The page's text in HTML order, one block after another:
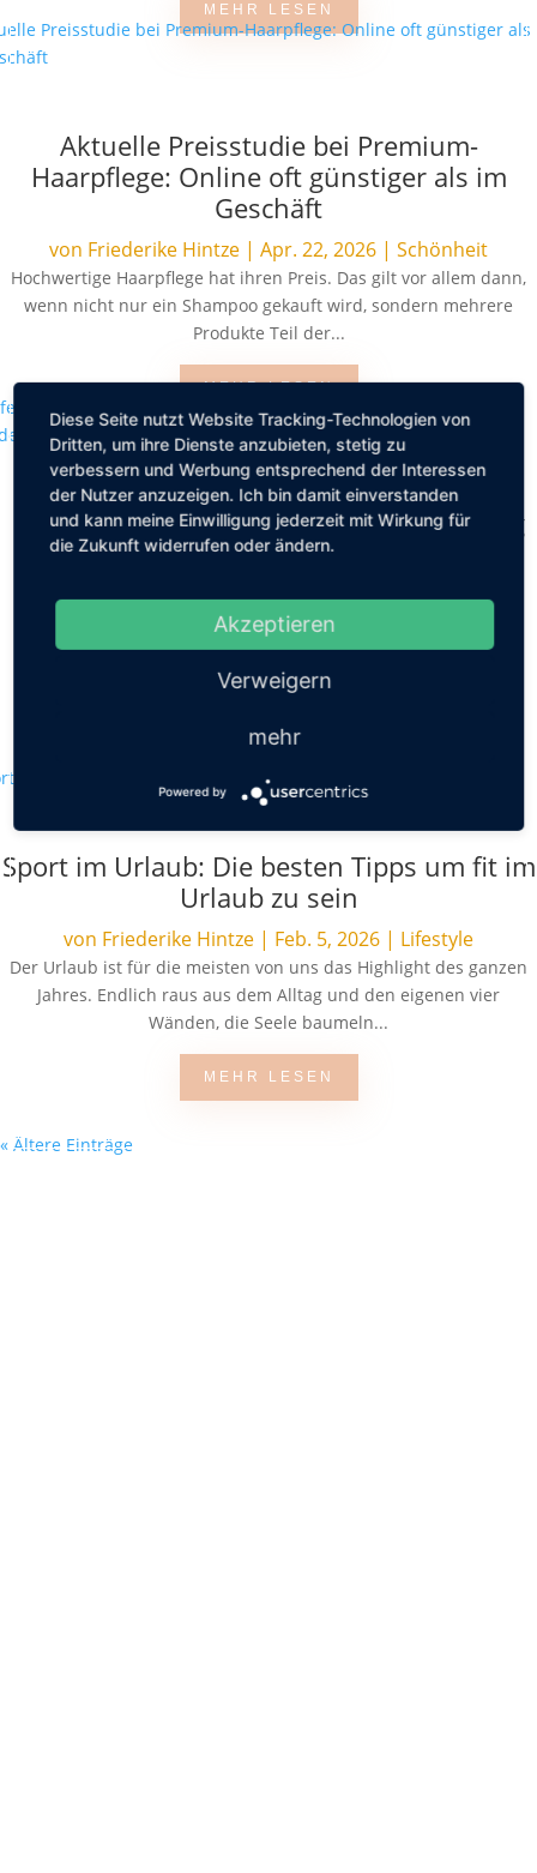
MEHR LESEN
Aktuelle Preisstudie bei Premium-
Haarpflege: Online oft günstiger als im
Geschäft
von Friederike Hintze | Apr. 22, 2026 | Schönheit
Hochwertige Haarpflege hat ihren Preis. Das gilt vor allem dann,
wenn nicht nur ein Shampoo gekauft wird, sondern mehrere
Produkte Teil der...
MEHR LESEN
Laufen für alle: Warum inklusive Running
Communities die Szene verändern
vonRedaktion|März 26, 2026|Lifestyle
Laufen braucht wenig: Schuhe an, Tür auf, los. Keine
Mitgliedschaft, kein Verein, keine Voraussetzungen. Und doch
fühlt sich die Laufszene für viele...
MEHR LESEN
Sport im Urlaub: Die besten Tipps um fit im
Urlaub zu sein
von Friederike Hintze | Feb. 5, 2026 | Lifestyle
Der Urlaub ist für die meisten von uns das Highlight des ganzen
Jahres. Endlich raus aus dem Alltag und den eigenen vier
Wänden, die Seele baumeln...
MEHR LESEN
« Ältere Einträge
Diese Seite nutzt Website Tracking-Technologien von
Dritten, um ihre Dienste anzubieten, stetig zu
verbessern und Werbung entsprechend der Interessen
der Nutzer anzuzeigen. Ich bin damit einverstanden
und kann meine Einwilligung jederzeit mit Wirkung für
die Zukunft widerrufen oder ändern.
Akzeptieren
Verweigern
mehr
Powered by